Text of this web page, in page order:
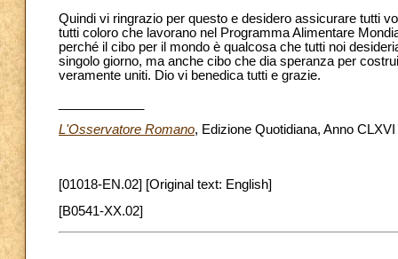
Quindi vi ringrazio per questo e desidero assicurare tutti
tutti coloro che lavorano nel Programma Alimentare
perché il cibo per il mondo è qualcosa che tutti noi
singolo giorno, ma anche cibo che dia speranza per
veramente uniti. Dio vi benedica tutti e grazie.
L'Osservatore Romano, Edizione Quotidiana, Anno
[01018-EN.02] [Original text: English]
[B0541-XX.02]